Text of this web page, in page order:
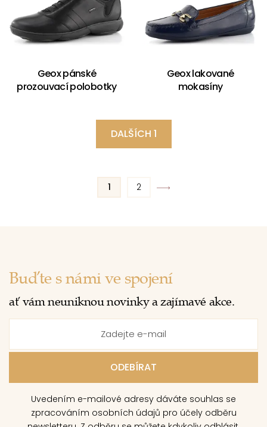
Geox pánské
prozouvací polobotky
Geox lakované
mokasíny
1 2
DALŠÍCH 1
Buďte s námi ve spojení
ať vám neuniknou novinky a zajímavé akce.
Uvedením e-mailové adresy dáváte souhlas se
zpracováním osobních údajů pro účely odběru